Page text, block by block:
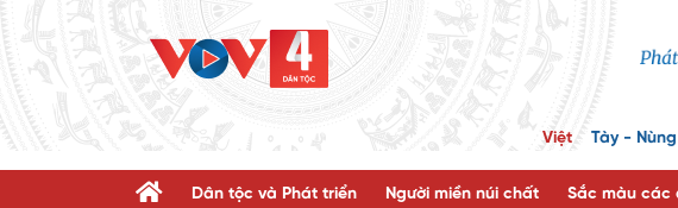
Việt Tày - Nùng
Dân tộc và Phát triển Người miền núi chất Sắc màu các